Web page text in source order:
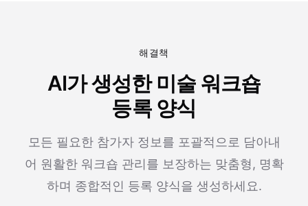
해결책
AI가 생성한 미술 워크숍
등록 양식
모든 필요한 참가자 정보를 포괄적으로 담아내
어 원활한 워크숍 관리를 보장하는 맞춤형, 명확
하며 종합적인 등록 양식을 생성하세요.